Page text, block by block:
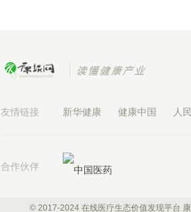
友情链接 新华健康 健康中国 人
合作伙伴
© 2017-2024 在线医疗生态价值发现平台